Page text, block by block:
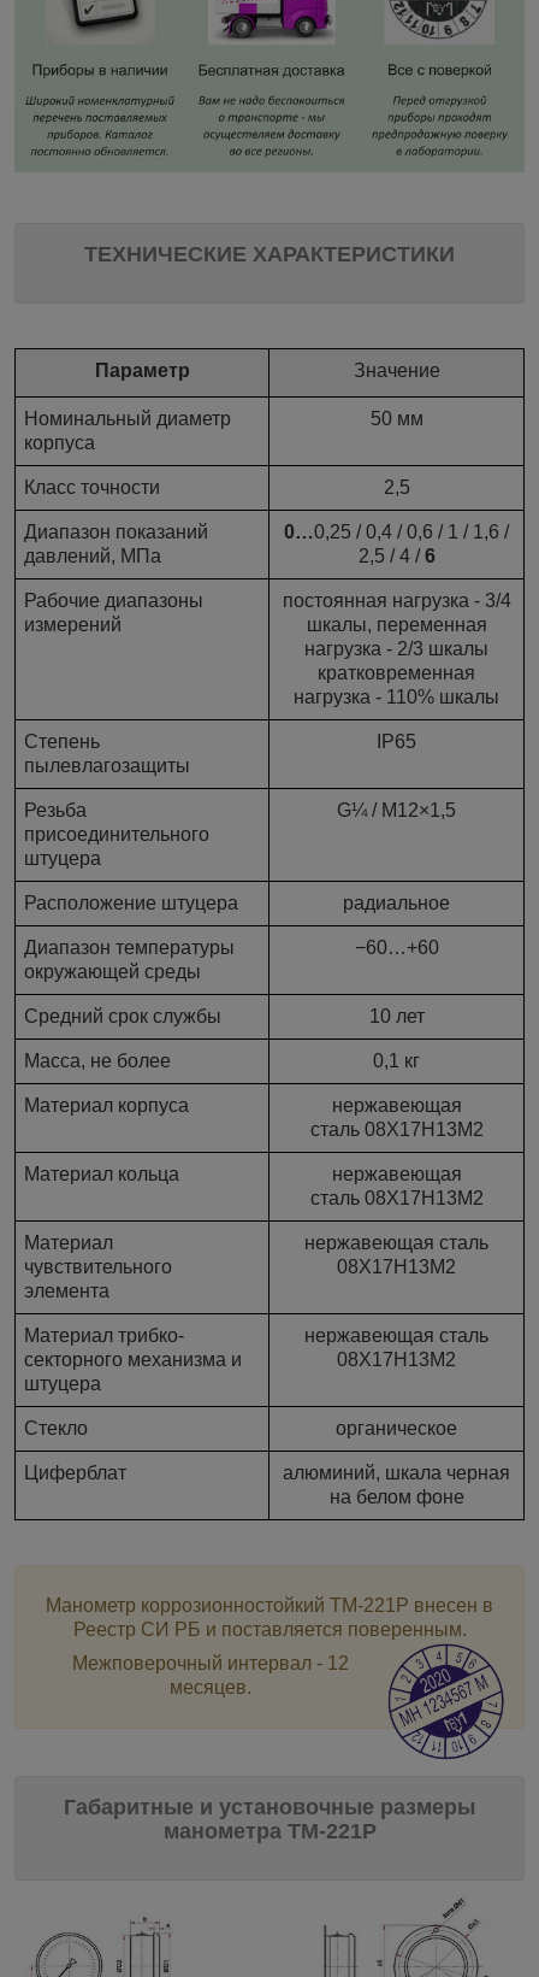
ТЕХНИЧЕСКИЕ ХАРАКТЕРИСТИКИ
Параметр Значение
Номинальный диаметр
корпуса
50мм
Класс точности 2,5
Диапазон показаний
давлений, МПа
0…0,25 / 0,4 / 0,6 / 1 / 1,6 /
2,5 / 4 /6
Рабочие диапазоны
измерений
постоянная нагрузка - 3/4
шкалы, переменная
нагрузка - 2/3 шкалы
кратковременная
нагрузка - 110% шкалы
Степень
пылевлагозащиты
IP65
Резьба
присоединительного
штуцера
G¼ / М12×1,5
Расположение штуцера радиальное
Диапазон температуры
окружающей среды
−60…+60
Средний срок службы 10 лет
Масса, не более 0,1 кг
Материал корпуса
нержавеющая
сталь 08Х17Н13М2
Материал кольца
нержавеющая
сталь 08Х17Н13М2
Материал
чувствительного
элемента
нержавеющая сталь
08Х17Н13М2
Материал трибко-
секторного механизма и
штуцера
нержавеющая сталь
08Х17Н13М2
Стекло органическое
Циферблат
алюминий, шкала черная
на белом фоне
Манометр коррозионностойкий ТМ-221Р внесен в
Реестр СИ РБ и поставляется поверенным.
Межповерочный интервал - 12
месяцев.
Габаритные и установочные размеры
манометра ТМ-221Р